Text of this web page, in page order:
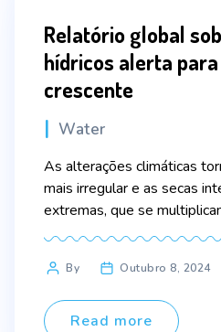
Relatório global
hídricos alerta
crescente
Categories
Water
As alterações climáticas
mais irregular e as secas
extremas, que se
serão cada vez mais
sobre recursos hídricos de
pela Organização
O relatório aponta para um
PostBy Outubro 8, 2024
Read more